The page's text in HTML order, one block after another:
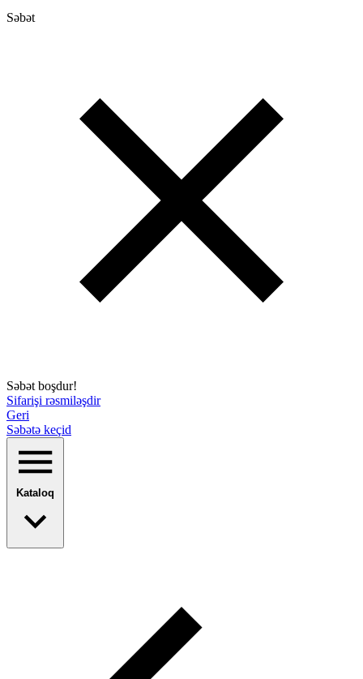
Səbət
Səbət boşdur!
Sifarişi rəsmiləşdir
Geri
Səbətə keçid
Kataloq